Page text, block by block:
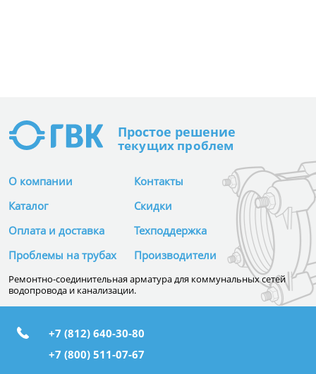
Простое решение
текущих проблем
О компании
Каталог
Оплата и доставка
Скидки
Техподдержка
Производители
Проблемы на трубах
Контакты
Ремонтно-соединительная арматура для коммунальных сетей
водопровода и канализации.
+7 (812) 640-30-80
+7 (800) 511-07-67